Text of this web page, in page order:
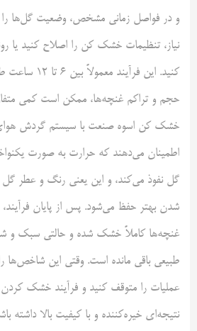
و در فواصل زمانی مشخص، وضعیت گل‌ها را
نیاز، تنظیمات خشک کن را اصلاح کنید یا
کنید. این
حجم و تراکم غنچه‌ها، ممکن است کمی
خشک کن اسوه صنعت با سیستم گردش
اطمینان می‌دهند که حرارت به صورت
گل نفوذ می‌کند، و این یعنی رنگ و
شدن بهتر حفظ می‌شود. پس از پایان
غنچه‌ها کاملاً خشک شده و حالتی سبک و
طبیعی باقی مانده است. وقتی این شاخص‌ها را
عملیات را متوقف کنید و فرآیند خشک کردن
نتیجه‌ای خیره‌کننده و با کیفیت بالا داشته